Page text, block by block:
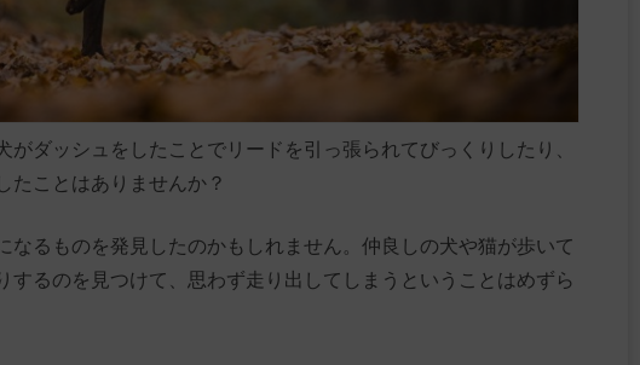
がダッシュをしたことでリードを引っ張られてびっくりしたり、
たことはありませんか？
なるものを発見したのかもしれません。仲良しの犬や猫が歩いて
するのを見つけて、思わず走り出してしまうということはめずら